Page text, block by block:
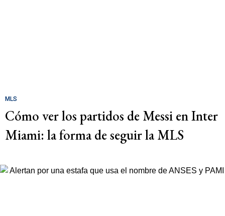
MLS
Cómo ver los partidos de Messi en Inter
Miami: la forma de seguir la MLS